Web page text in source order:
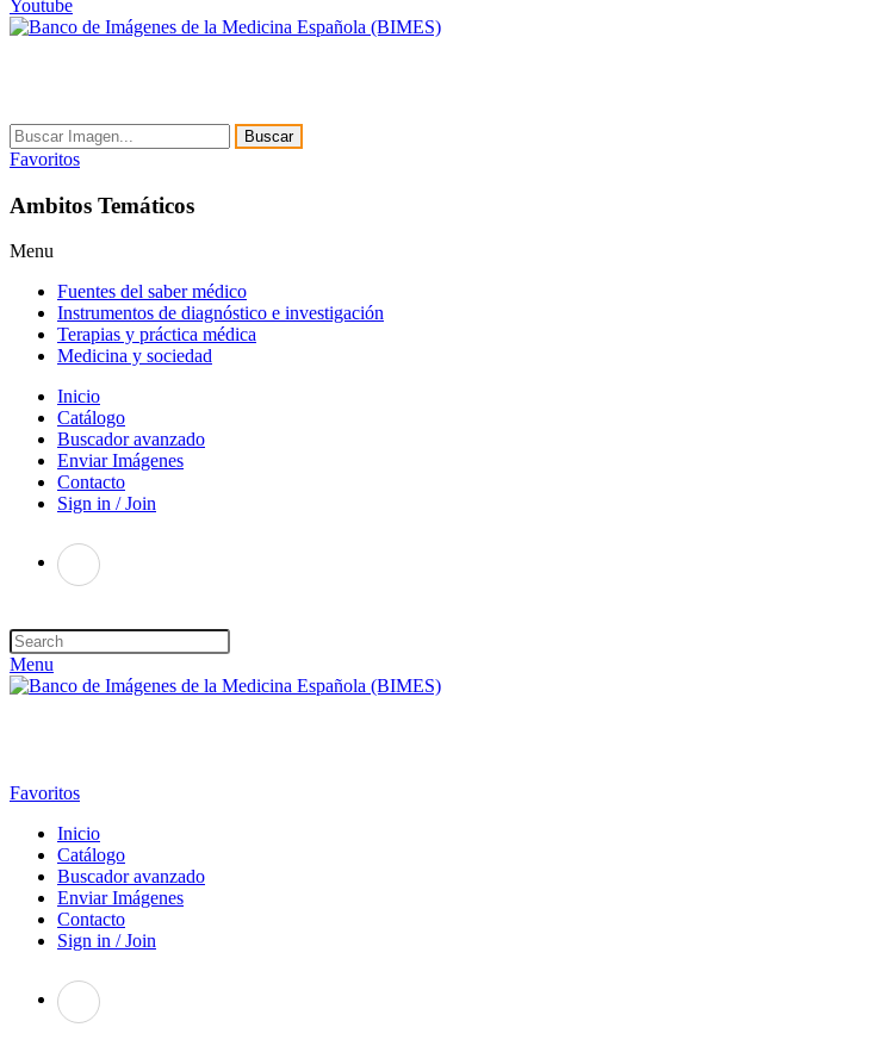
Youtube
Buscar
Favoritos
Ambitos Temáticos
Menu
Fuentes del saber médico
Instrumentos de diagnóstico e investigación
Terapias y práctica médica
Medicina y sociedad
Inicio
Catálogo
Buscador avanzado
Enviar Imágenes
Contacto
Sign in / Join
Menu
Favoritos
Inicio
Catálogo
Buscador avanzado
Enviar Imágenes
Contacto
Sign in / Join